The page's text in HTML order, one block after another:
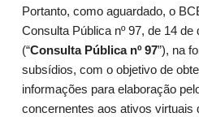
Portanto, como aguardado, o
Consulta Pública nº 97, de 14 de
(“Consulta Pública nº 97”), na
subsídios, com o objetivo de
informações para elaboração
concernentes aos ativos virtuais